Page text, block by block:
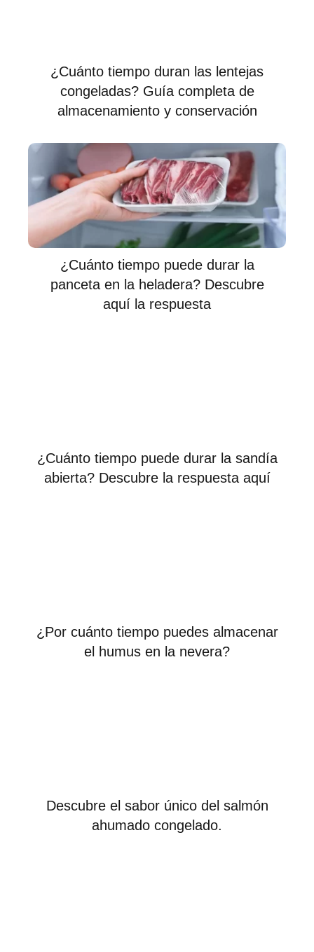
¿Cuánto tiempo duran las lentejas
congeladas? Guía completa de
almacenamiento y conservación
¿Cuánto tiempo puede durar la
panceta en la heladera? Descubre
aquí la respuesta
¿Cuánto tiempo puede durar la sandía
abierta? Descubre la respuesta aquí
¿Por cuánto tiempo puedes almacenar
el humus en la nevera?
Descubre el sabor único del salmón
ahumado congelado.